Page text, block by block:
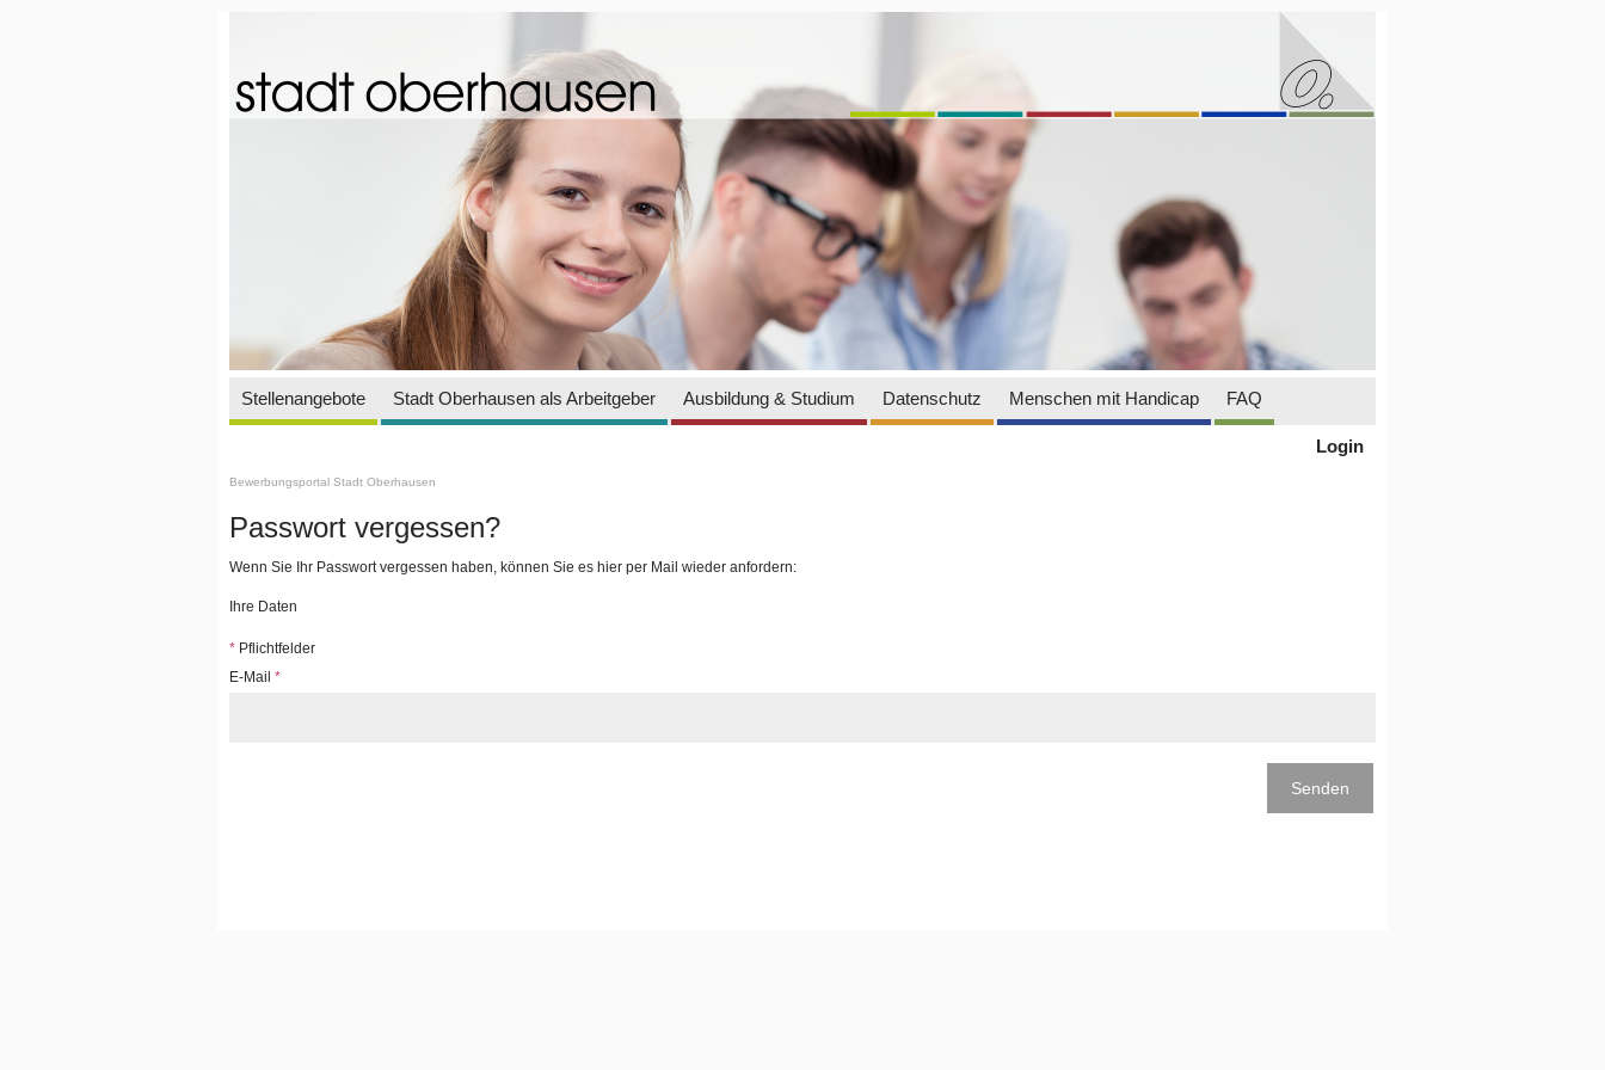
Stellenangebote Stadt Oberhausen als Arbeitgeber Ausbildung & Studium Datenschutz Menschen mit Handicap FAQ
Login
Bewerbungsportal Stadt Oberhausen
Passwort vergessen?
Wenn Sie Ihr Passwort vergessen haben, können Sie es hier per Mail wieder anfordern:
Ihre Daten
* Pflichtfelder
E-Mail *
Senden